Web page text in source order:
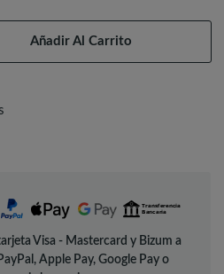
Añadir Al Carrito
Visa - Mastercard y Bizum a
Apple Pay, Google Pay o